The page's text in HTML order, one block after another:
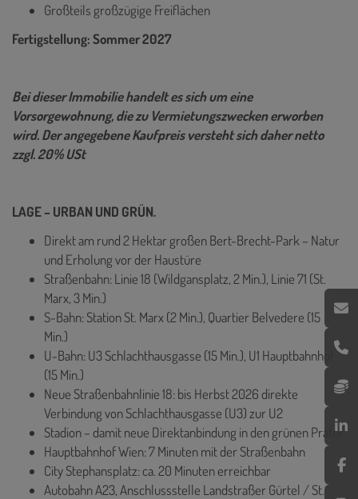
Großteils großzügige Freiflächen
Fertigstellung: Sommer 2027
Bei dieser Immobilie handelt es sich um eine
Vorsorgewohnung, die zu Vermietungszwecken erworben
wird. Der angegebene Kaufpreis versteht sich daher netto
zzgl. 20% USt
LAGE – URBAN UND GRÜN.
Direkt am rund 2 Hektar großen Bert-Brecht-Park – Natur
und Erholung vor der Haustüre
Straßenbahn: Linie 18 (Wildgansplatz, 2 Min.), Linie 71 (St.
Marx, 3 Min.)
S-Bahn: Station St. Marx (2 Min.), Quartier Belvedere (15
Min.)
U-Bahn: U3 Schlachthausgasse (15 Min.), U1 Hauptbahnhof
(15 Min.)
Neue Straßenbahnlinie 18: bis Herbst 2026 direkte
Verbindung von Schlachthausgasse (U3) zur U2
Stadion – damit neue Direktanbindung in den grünen Prater
Hauptbahnhof Wien: 7 Minuten mit der Straßenbahn
City Stephansplatz: ca. 20 Minuten erreichbar
Autobahn A23, Anschlussstelle Landstraßer Gürtel / St.